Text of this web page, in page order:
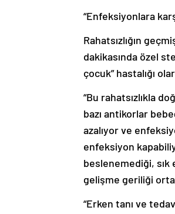
“Enfeksiyonlara
Rahatsızlığın
dakikasında özel
çocuk” hastalığı
“Bu rahatsızlıkla
bazı antikorlar
azalıyor ve
enfeksiyon
beslenemediği, sık
gelişme geriliği
“Erken tanı ve